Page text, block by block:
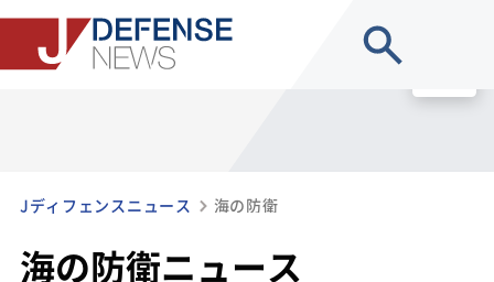
Jディフェンスニュース 海の防衛
海の防衛ニュース